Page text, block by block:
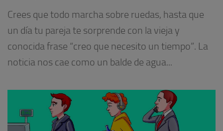
Crees que todo marcha sobre ruedas, hasta que
un día tu pareja te sorprende con la vieja y
conocida frase “creo que necesito un tiempo”. La
noticia nos cae como un balde de agua...